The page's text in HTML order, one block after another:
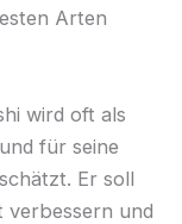
Arten
wird oft als
für seine
Er soll
verbessern und